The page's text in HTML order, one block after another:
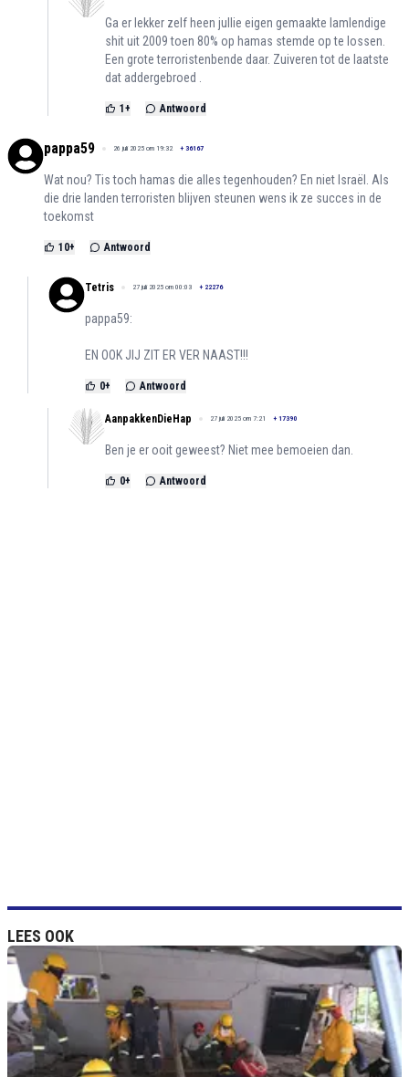
Ga er lekker zelf heen jullie eigen gemaakte lamlendige
shit uit 2009 toen 80% op hamas stemde op te lossen.
Een grote terroristenbende daar. Zuiveren tot de laatste
dat addergebroed .
1 + Antwoord
pappa59 26 juli 2025 om 19:32 + 36167
Wat nou? Tis toch hamas die alles tegenhouden? En niet Israël. Als
die drie landen terroristen blijven steunen wens ik ze succes in de
toekomst
10+ Antwoord
Tetris 27 juli 2025 om 00:03 + 22276
pappa59:
EN OOK JIJ ZIT ER VER NAAST!!!
0+ Antwoord
AanpakkenDieHap 27 juli 2025 om 7:21 + 17390
Ben je er ooit geweest? Niet mee bemoeien dan.
0+ Antwoord
LEES OOK